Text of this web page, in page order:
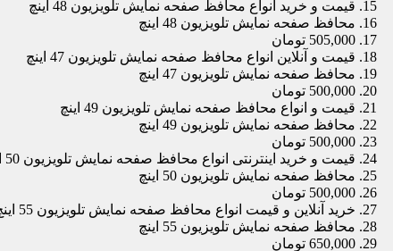
قیمت و خرید انواع محافظ صفحه نمایش تلویزیون 48 اینچ
محافظ صفحه نمایش تلویزیون 48 اینچ
505,000 تومان
قیمت و آنلاین انواع محافظ صفحه نمایش تلویزیون 47 اینچ
محافظ صفحه نمایش تلویزیون 47 اینچ
500,000 تومان
قیمت و انواع محافظ صفحه نمایش تلویزیون 49 اینچ
محافظ صفحه نمایش تلویزیون 49 اینچ
500,000 تومان
قیمت و خرید اینترنتی انواع محافظ صفحه نمایش تلویزیون 50 اینچ
محافظ صفحه نمایش تلویزیون 50 اینچ
500,000 تومان
خرید آنلاین و قیمت انواع محافظ صفحه نمایش تلویزیون 55 اینچ
محافظ صفحه نمایش تلویزیون 55 اینچ
650,000 تومان